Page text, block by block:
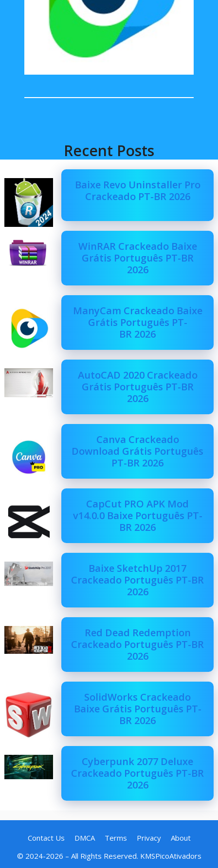
Recent Posts
Baixe Revo Uninstaller Pro
Crackeado PT-BR 2026
WinRAR Crackeado Baixe
Grátis Português PT-BR
2026
ManyCam Crackeado Baixe
Grátis Português PT-
BR 2026
AutoCAD 2020 Crackeado
Grátis Português PT-BR
2026
Canva Crackeado
Download Grátis Português
PT-BR 2026
CapCut PRO APK Mod
v14.0.0 Baixe Português PT-
BR 2026
Baixe SketchUp 2017
Crackeado Português PT-BR
2026
Red Dead Redemption
Crackeado Português PT-BR
2026
SolidWorks Crackeado
Baixe Grátis Português PT-
BR 2026
Cyberpunk 2077 Deluxe
Crackeado Português PT-BR
2026
Contact Us DMCA Terms Privacy
About
© 2024-2026 – All Rights Reserved. KMSPicoAtivadors